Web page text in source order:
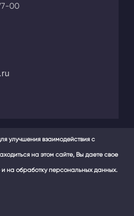
00
-
конфиденциальности
улучшения взаимодействия с
на этом сайте, Вы даете свое
на обработку персональных данных.